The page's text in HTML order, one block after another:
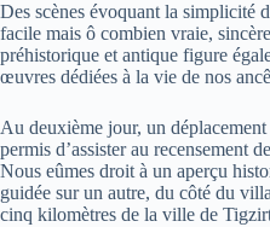
Des scènes évoquant la simplicité
facile mais ô combien vraie,
préhistorique et antique figure
œuvres dédiées à la vie de nos
Au deuxième jour, un
permis d’assister au recensement
Nous eûmes droit à un aperçu
guidée sur un autre, du côté du
cinq kilomètres de la ville de